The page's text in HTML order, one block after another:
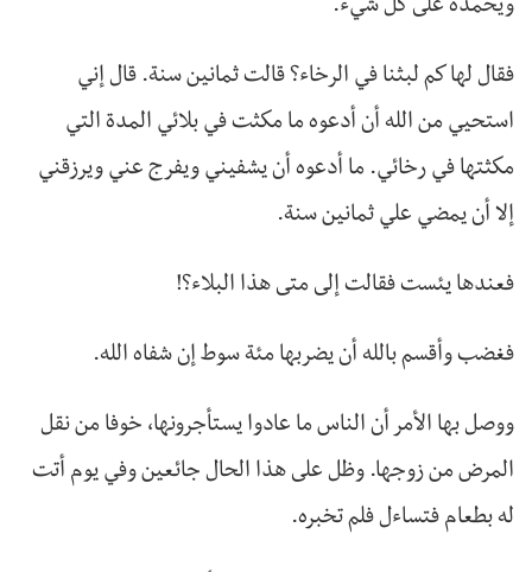
ويحمده على كل شيء.
فقال لها كم لبثنا في الرخاء؟ قالت ثمانين سنة. قال إني
استحيي من الله أن أدعوه ما مكثت في بلائي المدة التي
مكثتها في رخائي. ما أدعوه أن يشفيني ويفرج عني ويرزقني
إلا أن يمضي علي ثمانين سنة.
فعندها يئست فقالت إلى متى هذا البلاء؟!
فغضب وأقسم بالله أن يضربها مئة سوط إن شفاه الله.
ووصل بها الأمر أن الناس ما عادوا يستأجرونها، خوفا من نقل
المرض من زوجها. وظل على هذا الحال جائعين وفي يوم أتت
له بطعام فتساءل فلم تخبره.